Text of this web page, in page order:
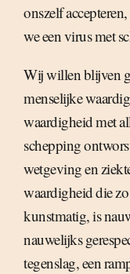
onszelf
we een virus met
Wij willen blijven
menselijke
waardigheid met
schepping
wetgeving en
waardigheid die
kunstmatig, is
nauwelijks
tegenslag, een